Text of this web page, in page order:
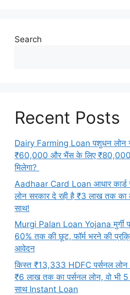
Search
Recent Posts
Dairy Farming Loan पशुधन लोन
₹60,000 और भैंस के लिए
मिलेगा?
Aadhaar Card Loan आधार कार्ड
लोन सरकार दे रही है ₹3 लाख तक का
साथ!
Murgi Palan Loan Yojana मुर्गी
60% तक की छूट, फॉर्म भरने की
आवेदन
किस्त ₹13,333 HDFC पर्सनल
₹6 लाख तक का पर्सनल लोन, वो भी
साथ Instant Loan